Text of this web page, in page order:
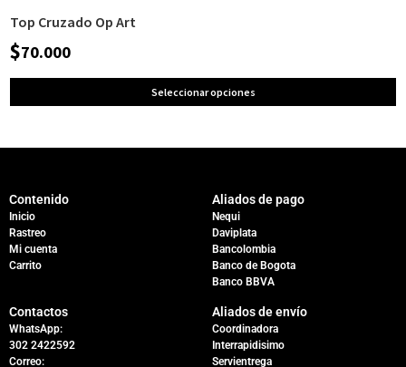
Top Cruzado Op Art
$70.000
Seleccionar opciones
Contenido
Inicio
Rastreo
Mi cuenta
Carrito
Aliados de pago
Nequi
Daviplata
Bancolombia
Banco de Bogota
Banco BBVA
Contactos
WhatsApp:
302 2422592
Correo:
Aliados de envío
Coordinadora
Interrapidisimo
Servientrega